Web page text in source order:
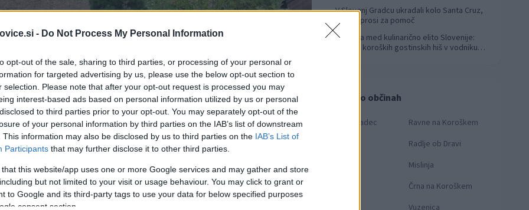
- Do Not Process My Personal Information
opt-out of the sale, sharing to third parties, or processing of your personal or
for targeted advertising by us, please use the below opt-out section to
selection. Please note that after your opt-out request is processed you may
interest-based ads based on personal information utilized by us or personal
to third parties prior to your opt-out. You may separately opt-out of the
of your personal information by third parties on the IAB’s list of downstream
This information may also be disclosed by us to third parties on the IAB’s List of
Participants that may further disclose it to other third parties.
that this website/app uses one or more Google services and may gather and store
but not limited to your visit or usage behaviour. You may click to grant or
to Google and its third-party tags to use your data for below specified purposes
consent section.
4 V Slovenj Gradcu ukradali kolo Santa Cruz,
lastnik prosi za pomoč
5 Koroška med kulinarično elito Slovenije:
Sedem koroških gostinskih hiš v vodniku
Novice po občinah
Slovenj Gradec
Ravne na Koroškem
Radlje ob Dravi
Mislinja
Črna na Koroškem
Vuzenica